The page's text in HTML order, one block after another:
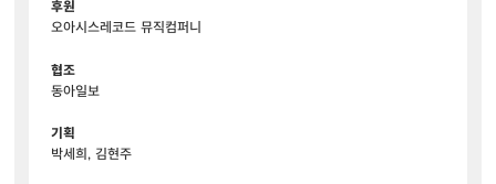
후원
오아시스레코드 뮤직컴퍼니
협조
동아일보
기획
박세희, 김현주